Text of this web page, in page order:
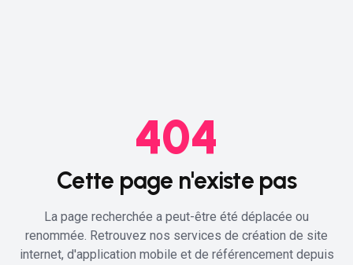
404
Cette page n'existe pas
La page recherchée a peut-être été déplacée ou
renommée. Retrouvez nos services de création de site
internet, d'application mobile et de référencement depuis